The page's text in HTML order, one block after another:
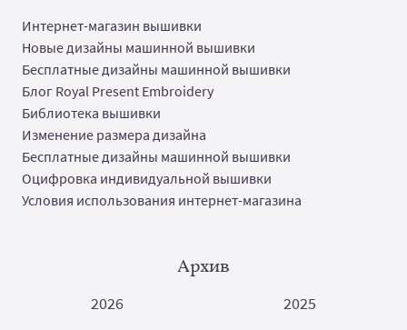
Интернет-магазин вышивки
Новые дизайны машинной вышивки
Бесплатные дизайны машинной вышивки
Блог Royal Present Embroidery
Библиотека вышивки
Изменение размера дизайна
Бесплатные дизайны машинной вышивки
Оцифровка индивидуальной вышивки
Условия использования интернет-магазина
Архив
2026
2025